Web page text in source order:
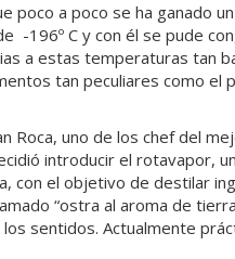
poco a poco se ha ganado
-196º C y con él se pude
a estas temperaturas tan
tan peculiares como el
Roca, uno de los chef del
introducir el rotavapor,
con el objetivo de destilar
“ostra al aroma de
sentidos. Actualmente